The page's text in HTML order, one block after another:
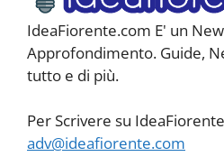
IdeaFiorente.com E' un
Approfondimento. Guide,
tutto e di più.
Per Scrivere su
adv@ideafiorente.com